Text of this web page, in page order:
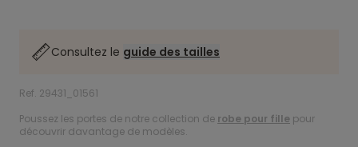
Consultez le guide des tailles
Ref. 29431_01561
Poussez les portes de notre collection de robe pour fille pour
découvrir davantage de modèles.